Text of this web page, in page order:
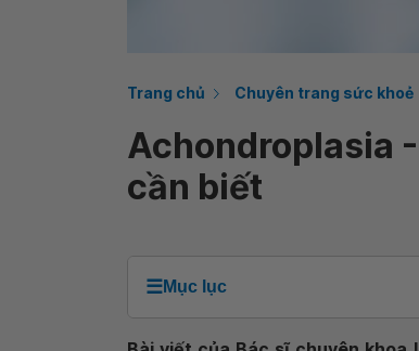
Trang chủ Chuyên trang sức khoẻ
Achondroplasia
cần biết
☰Mục lục